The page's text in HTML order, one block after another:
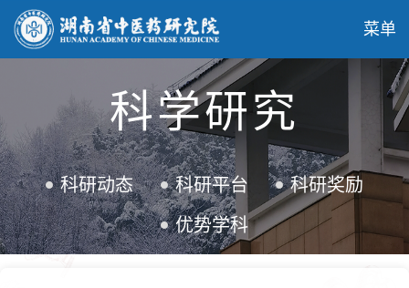
菜单
科学研究
科研动态 科研平台
科研奖励
优势学科